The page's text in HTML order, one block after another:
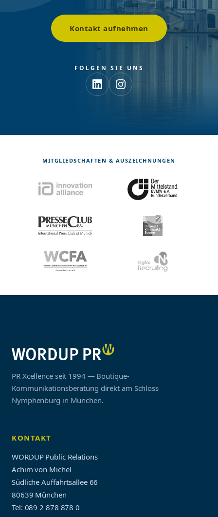
Kontakt aufnehmen
FOLGEN SIE UNS
MITGLIEDSCHAFTEN & AUSZEICHNUNGEN
PR Xcellence seit 1994 — Boutique-
Kommunikationsberatung direkt am Schloss
Nymphenburg in München.
KONTAKT
WORDUP Public Relations
Achim von Michel
Südliche Auffahrtsallee 66
80639 München
Tel: 089 2 878 878 0